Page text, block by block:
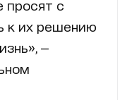
с
к их решению
—